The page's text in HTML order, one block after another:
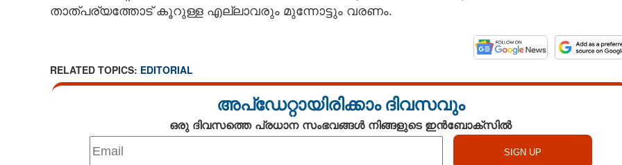
താത്പര്യത്തോട് കൂറുള്ള എല്ലാവരും മുന്നോട്ടും വരണം.
RELATED TOPICS: EDITORIAL
അപ്ഡേറ്റായിരിക്കാം ദിവസവും
ഒരു ദിവസത്തെ പ്രധാന സംഭവങ്ങൾ നിങ്ങളുടെ ഇൻബോക്സിൽ